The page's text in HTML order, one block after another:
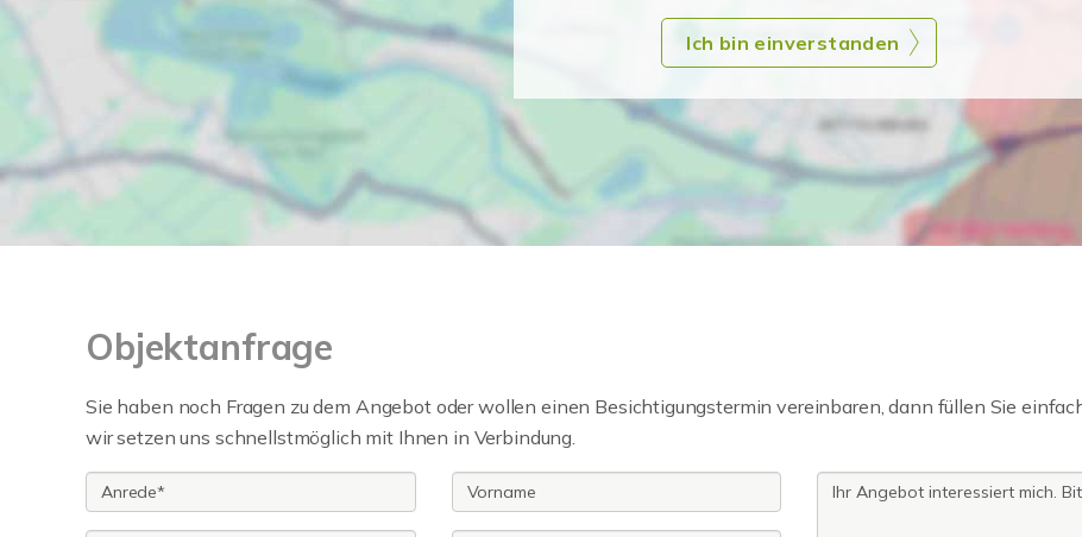
Ich bin einverstanden
Objektanfrage
Sie haben noch Fragen zu dem Angebot oder wollen einen Besichtigungstermin vereinbaren, dann füllen Sie
wir setzen uns schnellstmöglich mit Ihnen in Verbindung.